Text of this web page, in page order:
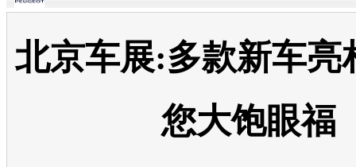
北京车展:多款新车亮
您大饱眼福